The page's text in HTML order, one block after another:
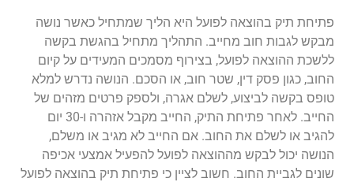
פתיחת תיק בהוצאה לפועל היא הליך שמתחיל כאשר נושה
מבקש לגבות חוב מחייב. התהליך מתחיל בהגשת בקשה
ללשכת ההוצאה לפועל, בצירוף מסמכים המעידים על קיום
החוב, כגון פסק דין, שטר חוב, או הסכם. הנושה נדרש למלא
טופס בקשה לביצוע, לשלם אגרה, ולספק פרטים מזהים של
החייב. לאחר פתיחת התיק, החייב מקבל אזהרה ו-30 יום
להגיב או לשלם את החוב. אם החייב לא מגיב או משלם,
הנושה יכול לבקש מההוצאה לפועל להפעיל אמצעי אכיפה
שונים לגביית החוב. חשוב לציין כי פתיחת תיק בהוצאה לפועל